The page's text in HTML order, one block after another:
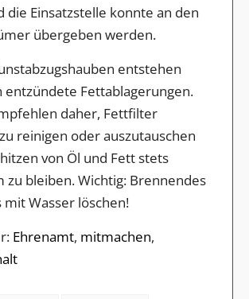
die Einsatzstelle konnte an den
übergeben werden.
entstehen
entzündete Fettablagerungen.
daher, Fettfilter
reinigen oder auszutauschen
von Öl und Fett stets
zu bleiben. Wichtig: Brennendes
mit Wasser löschen!
Ehrenamt, mitmachen,